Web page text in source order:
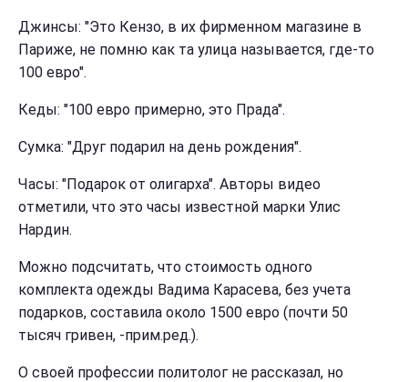
Джинсы: "Это Кензо, в их фирменном магазине в
Париже, не помню как та улица называется, где-то
100 евро".
Кеды: "100 евро примерно, это Прада".
Сумка: "Друг подарил на день рождения".
Часы: "Подарок от олигарха". Авторы видео
отметили, что это часы известной марки Улис
Нардин.
Можно подсчитать, что стоимость одного
комплекта одежды Вадима Карасева, без учета
подарков, составила около 1500 евро (почти 50
тысяч гривен, -прим.ред.).
О своей профессии политолог не рассказал, но